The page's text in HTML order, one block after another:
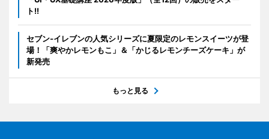
ト!!
セブン‐イレブンの人気シリーズに夏限定のレモンスイーツが登
場！「爽やかレモンもこ」＆「かじるレモンチーズケーキ」が
新発売
もっと見る